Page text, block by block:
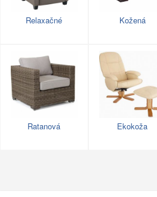
Relaxačné Kožená
Ratanová Ekokoža